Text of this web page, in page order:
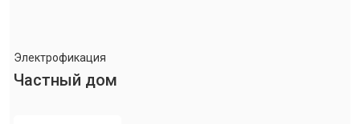
Электрофикация
Частный дом